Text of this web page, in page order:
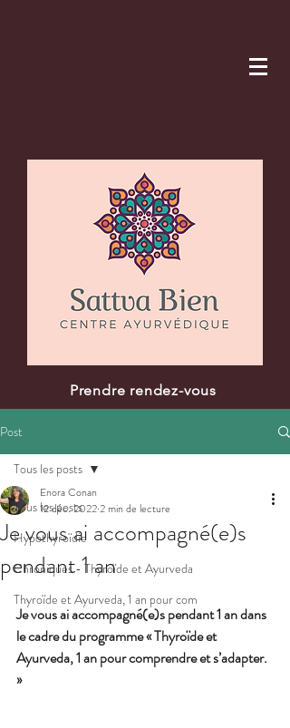
Prendre rendez-vous
Post
Tous les posts
Hypothyroïdie
Chroniques - Thyroïde et Ayurveda
Thyroïde et Ayurveda, 1 an pour com
Tous les posts
Je vous ai accompagné(e)s
pendant 1 an
Enora Conan
12 déc. 20222 min de lecture
Je vous ai accompagné(e)s pendant 1 an dans
le cadre du programme « Thyroïde et
Ayurveda, 1 an pour comprendre et s’adapter.
»